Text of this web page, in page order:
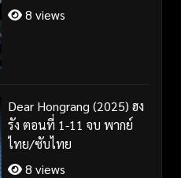
8 views
Dear Hongrang (2025) ฮง
รัง ตอนที่ 1-11 จบ พากย์
ไทย/ซับไทย
8 views